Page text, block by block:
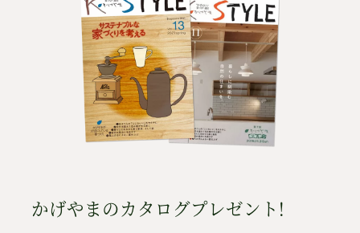
かげやまのカタログプレゼント!